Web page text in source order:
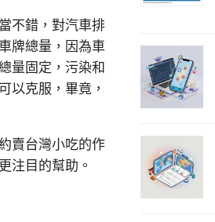
不錯，對汽車排
牌總量，因為車
量固定，污染和
以克服，畢竟，
賣台灣小吃的作
注目的幫助。